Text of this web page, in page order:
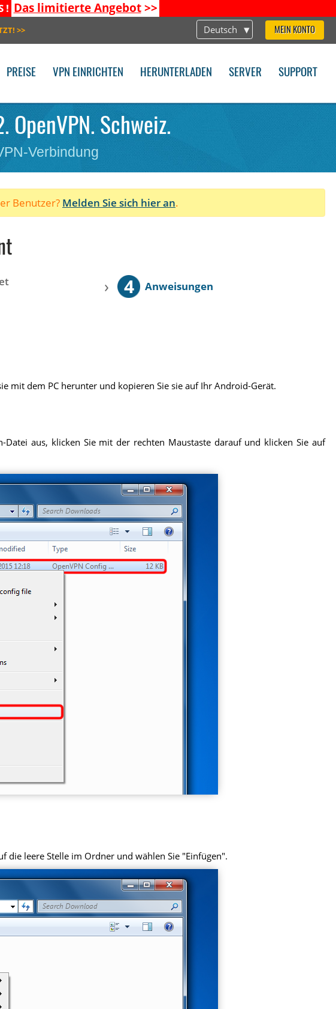
! Das limitierte Angebot>>
Deutsch MEIN KONTO
>>
PREISE VPN EINRICHTEN HERUNTERLADEN SERVER SUPPORT
Schweiz.
Verbindung
Benutzer? Melden Sie sich hier an.
› 4 Anweisungen
mit dem PC herunter und kopieren Sie sie auf Ihr Android-Gerät.
aus, klicken Sie mit der rechten Maustaste darauf und klicken Sie auf
die leere Stelle im Ordner und wählen Sie "Einfügen".